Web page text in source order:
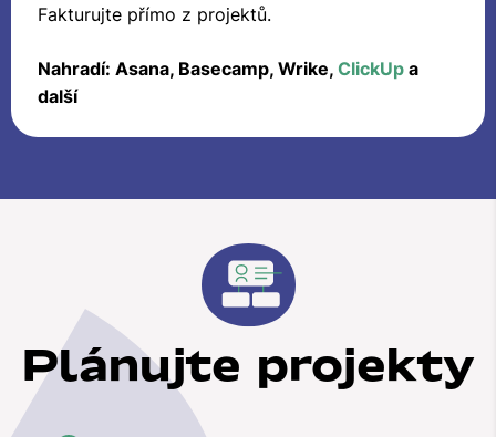
Fakturujte přímo z projektů.
Nahradí: Asana, Basecamp, Wrike, ClickUp a
další
Plánujte projekty